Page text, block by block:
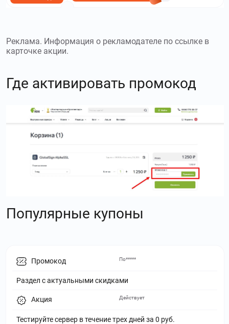
Реклама. Информация о рекламодателе по ссылке в
карточке акции.
Где активировать промокод
Популярные купоны
Промокод
Раздел с актуальными скидками
По*****
Акция
Тестируйте сервер в течение трех дней за 0 руб.
Действует